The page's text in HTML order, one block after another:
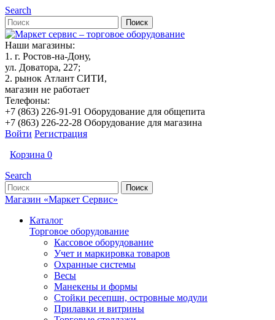
Search
Наши магазины:
1. г. Ростов-на-Дону,
ул. Доватора, 227;
2. рынок Атлант СИТИ,
магазин не работает
Телефоны:
+7 (863) 226-91-91 Оборудование для общепита
+7 (863) 226-22-28 Оборудование для магазина
Войти Регистрация
Корзина 0
Search
Магазин «Маркет Сервис»
Каталог
Торговое оборудование
Кассовое оборудование
Учет и маркировка товаров
Охранные системы
Весы
Манекены и формы
Стойки ресепшн, островные модули
Прилавки и витрины